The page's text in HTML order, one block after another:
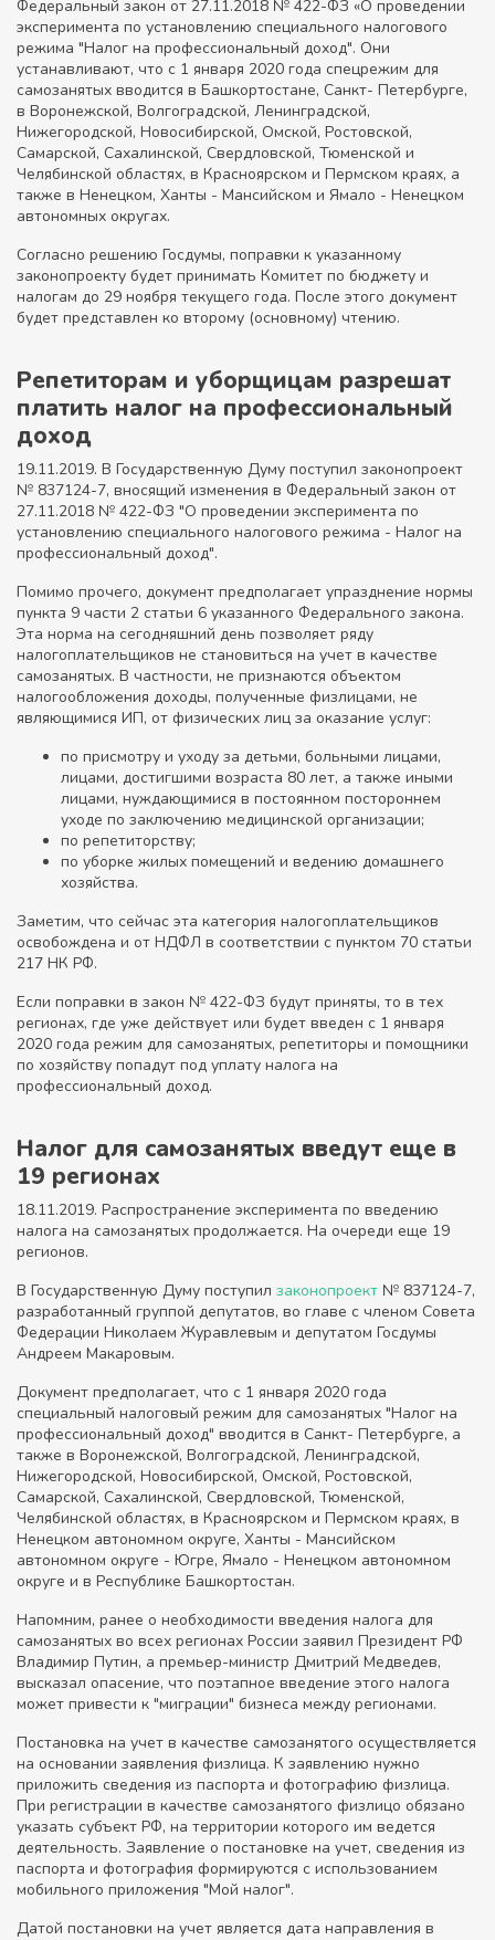
Федеральный закон от 27.11.2018 № 422-ФЗ «О проведении
эксперимента по установлению специального налогового
режима "Налог на профессиональный доход". Они
устанавливают, что с 1 января 2020 года спецрежим для
самозанятых вводится в Башкортостане, Санкт- Петербурге,
в Воронежской, Волгоградской, Ленинградской,
Нижегородской, Новосибирской, Омской, Ростовской,
Самарской, Сахалинской, Свердловской, Тюменской и
Челябинской областях, в Красноярском и Пермском краях, а
также в Ненецком, Ханты - Мансийском и Ямало - Ненецком
автономных округах.
Согласно решению Госдумы, поправки к указанному
законопроекту будет принимать Комитет по бюджету и
налогам до 29 ноября текущего года. После этого документ
будет представлен ко второму (основному) чтению.
Репетиторам и уборщицам разрешат
платить налог на профессиональный
доход
19.11.2019. В Государственную Думу поступил законопроект
№ 837124-7, вносящий изменения в Федеральный закон от
27.11.2018 № 422-ФЗ "О проведении эксперимента по
установлению специального налогового режима - Налог на
профессиональный доход".
Помимо прочего, документ предполагает упразднение нормы
пункта 9 части 2 статьи 6 указанного Федерального закона.
Эта норма на сегодняшний день позволяет ряду
налогоплательщиков не становиться на учет в качестве
самозанятых. В частности, не признаются объектом
налогообложения доходы, полученные физлицами, не
являющимися ИП, от физических лиц за оказание услуг:
по присмотру и уходу за детьми, больными лицами,
лицами, достигшими возраста 80 лет, а также иными
лицами, нуждающимися в постоянном постороннем
уходе по заключению медицинской организации;
по репетиторству;
по уборке жилых помещений и ведению домашнего
хозяйства.
Заметим, что сейчас эта категория налогоплательщиков
освобождена и от НДФЛ в соответствии с пунктом 70 статьи
217 НК РФ.
Если поправки в закон № 422-ФЗ будут приняты, то в тех
регионах, где уже действует или будет введен с 1 января
2020 года режим для самозанятых, репетиторы и помощники
по хозяйству попадут под уплату налога на
профессиональный доход.
Налог для самозанятых введут еще в
19 регионах
18.11.2019. Распространение эксперимента по введению
налога на самозанятых продолжается. На очереди еще 19
регионов.
В Государственную Думу поступил законопроект № 837124-7,
разработанный группой депутатов, во главе с членом Совета
Федерации Николаем Журавлевым и депутатом Госдумы
Андреем Макаровым.
Документ предполагает, что с 1 января 2020 года
специальный налоговый режим для самозанятых "Налог на
профессиональный доход" вводится в Санкт- Петербурге, а
также в Воронежской, Волгоградской, Ленинградской,
Нижегородской, Новосибирской, Омской, Ростовской,
Самарской, Сахалинской, Свердловской, Тюменской,
Челябинской областях, в Красноярском и Пермском краях, в
Ненецком автономном округе, Ханты - Мансийском
автономном округе - Югре, Ямало - Ненецком автономном
округе и в Республике Башкортостан.
Напомним, ранее о необходимости введения налога для
самозанятых во всех регионах России заявил Президент РФ
Владимир Путин, а премьер-министр Дмитрий Медведев,
высказал опасение, что поэтапное введение этого налога
может привести к "миграции" бизнеса между регионами.
Постановка на учет в качестве самозанятого осуществляется
на основании заявления физлица. К заявлению нужно
приложить сведения из паспорта и фотографию физлица.
При регистрации в качестве самозанятого физлицо обязано
указать субъект РФ, на территории которого им ведется
деятельность. Заявление о постановке на учет, сведения из
паспорта и фотография формируются с использованием
мобильного приложения "Мой налог".
Датой постановки на учет является дата направления в